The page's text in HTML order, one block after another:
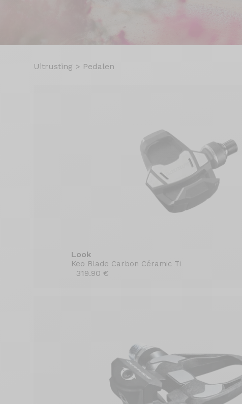
Uitrusting > Pedalen
Look
Keo Blade Carbon Céramic Ti
319.90 €